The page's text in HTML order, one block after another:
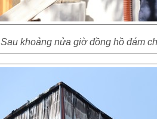
Sau khoảng nửa giờ đồng hồ đám